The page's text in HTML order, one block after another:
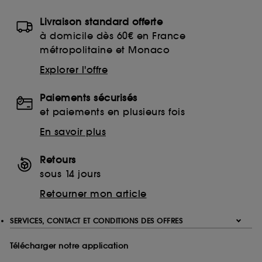
Livraison standard offerte
à domicile dès 60€ en France
métropolitaine et Monaco
Explorer l'offre
Paiements sécurisés
et paiements en plusieurs fois
En savoir plus
Retours
sous 14 jours
Retourner mon article
SERVICES, CONTACT ET CONDITIONS DES OFFRES
Télécharger notre application